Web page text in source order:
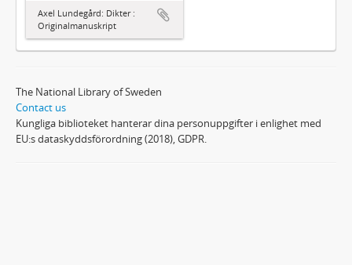
Axel Lundegård: Dikter :
Originalmanuskript
The National Library of Sweden
Contact us
Kungliga biblioteket hanterar dina personuppgifter i enlighet med
EU:s dataskyddsförordning (2018), GDPR.